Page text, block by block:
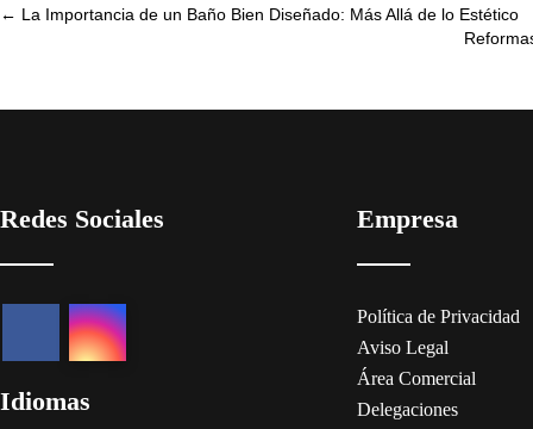
Post
← La Importancia de un Baño Bien Diseñado: Más Allá de lo Estético
Redes Sociales
Idiomas
Empresa
Política de Privacidad
Aviso Legal
Área Comercial
Delegaciones